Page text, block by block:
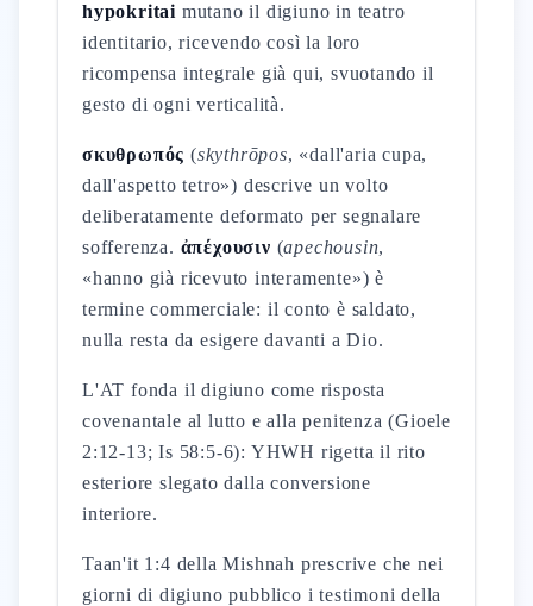
hypokritai mutano il digiuno in teatro
identitario, ricevendo così la loro
ricompensa integrale già qui, svuotando il
gesto di ogni verticalità.
σκυθρωπός (skythrōpos, «dall'aria cupa,
dall'aspetto tetro») descrive un volto
deliberatamente deformato per segnalare
sofferenza. ἀπέχουσιν (apechousin,
«hanno già ricevuto interamente») è
termine commerciale: il conto è saldato,
nulla resta da esigere davanti a Dio.
L'AT fonda il digiuno come risposta
covenantale al lutto e alla penitenza (Gioele
2:12-13; Is 58:5-6): YHWH rigetta il rito
esteriore slegato dalla conversione
interiore.
Taan'it 1:4 della Mishnah prescrive che nei
giorni di digiuno pubblico i testimoni della